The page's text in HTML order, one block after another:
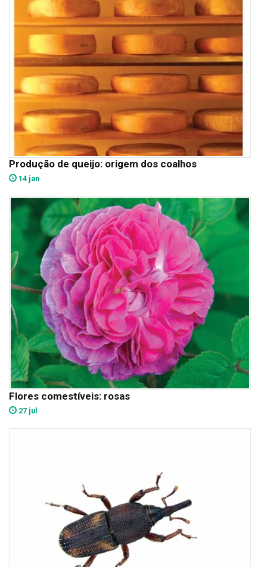
Produção de queijo: origem dos coalhos
14 jan
Flores comestíveis: rosas
27 jul